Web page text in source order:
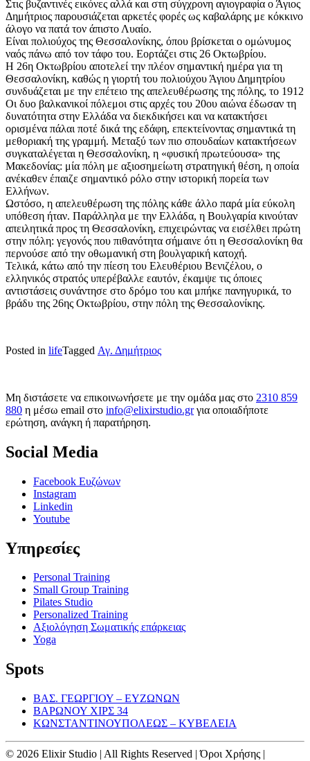
Στις βυζαντινές εικόνες αλλά και στη σύγχρονη αγιογραφία ο Άγιος
Δημήτριος παρουσιάζεται αρκετές φορές ως καβαλάρης με κόκκινο
άλογο να πατά τον άπιστο Λυαίο.
Είναι πολιούχος της Θεσσαλονίκης, όπου βρίσκεται ο ομώνυμος
ναός πάνω από τον τάφο του. Εορτάζει στις 26 Οκτωβρίου.
Η 26η Οκτωβρίου αποτελεί την πλέον σημαντική ημέρα για τη
Θεσσαλονίκη, καθώς η γιορτή του πολιούχου Άγιου Δημητρίου
συνδυάζεται με την επέτειο της απελευθέρωσης της πόλης, το 1912
Οι δυο βαλκανικοί πόλεμοι στις αρχές του 20ου αιώνα έδωσαν τη
δυνατότητα στην Ελλάδα να διεκδικήσει και να κατακτήσει
ορισμένα πάλαι ποτέ δικά της εδάφη, επεκτείνοντας σημαντικά τη
μεθοριακή της γραμμή. Μεταξύ των πιο σπουδαίων κατακτήσεων
συγκαταλέγεται η Θεσσαλονίκη, η «φυσική πρωτεύουσα» της
Μακεδονίας: μία πόλη με αξιοσημείωτη στρατηγική θέση, η οποία
ανέκαθεν έπαιζε σημαντικό ρόλο στην ιστορική πορεία των
Ελλήνων.
Ωστόσο, η απελευθέρωση της πόλης κάθε άλλο παρά μία εύκολη
υπόθεση ήταν. Παράλληλα με την Ελλάδα, η Βουλγαρία κινούταν
απειλητικά προς τη Θεσσαλονίκη, επιχειρώντας να εισέλθει πρώτη
στην πόλη: γεγονός που πιθανότητα σήμαινε ότι η Θεσσαλονίκη θα
περνούσε από την οθωμανική στη βουλγαρική κατοχή.
Τελικά, κάτω από την πίεση του Ελευθέριου Βενιζέλου, ο
ελληνικός στρατός υπερέβαλλε εαυτόν, έκαμψε τις όποιες
αντιστάσεις συνάντησε στο δρόμο του και μπήκε πανηγυρικά, το
βράδυ της 26ης Οκτωβρίου, στην πόλη της Θεσσαλονίκης.
Posted in lifeTagged Αγ. Δημήτριος
Μη διστάσετε να επικοινωνήσετε με την ομάδα μας στο 2310 859
880 η μέσω email στο info@elixirstudio.grγια οποιαδήποτε
ερώτηση, ανάγκη ή παρατήρηση.
Social Media
Facebook Ευζώνων
Instagram
Linkedin
Youtube
Υπηρεσίες
Personal Training
Small Group Training
Pilates Studio
Personalized Training
Αξιολόγηση Σωματικής επάρκειας
Yoga
Spots
ΒΑΣ. ΓΕΩΡΓΙΟΥ – ΕΥΖΩΝΩΝ
ΒΑΡΩΝΟΥ ΧΙΡΣ 34
ΚΩΝΣΤΑΝΤΙΝΟΥΠΟΛΕΩΣ – ΚΥΒΕΛΕΙΑ
© 2026 Elixir Studio | All Rights Reserved | Όροι Χρήσης |